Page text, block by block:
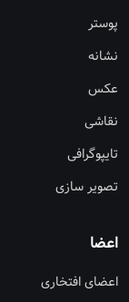
پوستر
نشانه
عکس
نقاشی
تایپوگرافی
تصویر سازی
اعضا
اعضای افتخاری